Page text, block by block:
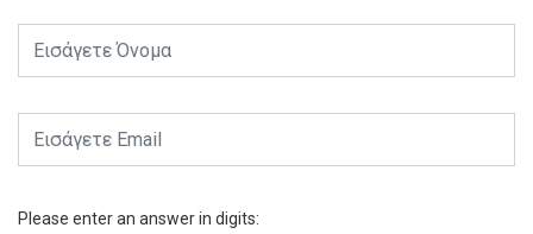
Please enter an answer in digits: